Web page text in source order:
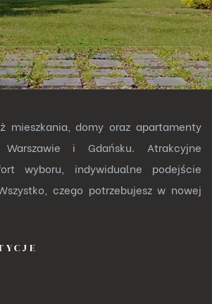
mieszkania, domy oraz apartamenty
i Gdańsku. Atrakcyjne
wyboru, indywidualne podejście
czego potrzebujesz w nowej